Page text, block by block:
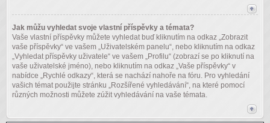
Jak můžu vyhledat svoje vlastní příspěvky a témata?
Vaše vlastní příspěvky můžete vyhledat buď kliknutím na odkaz „Zobrazit
vaše příspěvky“ ve vašem „Uživatelském panelu“, nebo kliknutím na odkaz
„Vyhledat příspěvky uživatele“ ve vašem „Profilu“ (zobrazí se po kliknutí na
vaše uživatelské jméno), nebo kliknutím na odkaz „Vaše příspěvky“ v
nabídce „Rychlé odkazy“, která se nachází nahoře na fóru. Pro vyhledání
vašich témat použijte stránku „Rozšířené vyhledávání“, na které pomocí
různých možnosti můžete zúžit vyhledávání na vaše témata.